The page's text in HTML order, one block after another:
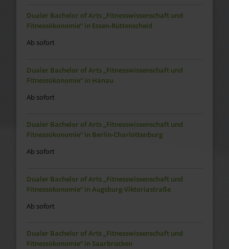
Dualer Bachelor of Arts „Fitnesswissenschaft und
Fitnessökonomie“ in Essen-Rüttenscheid
Ab sofort
Dualer Bachelor of Arts „Fitnesswissenschaft und
Fitnessökonomie“ in Hanau
Ab sofort
Dualer Bachelor of Arts „Fitnesswissenschaft und
Fitnessökonomie“ in Berlin-Charlottenburg
Ab sofort
Dualer Bachelor of Arts „Fitnesswissenschaft und
Fitnessökonomie“ in Augsburg-Viktoriastraße
Ab sofort
Dualer Bachelor of Arts „Fitnesswissenschaft und
Fitnessökonomie“ in Saarbrücken